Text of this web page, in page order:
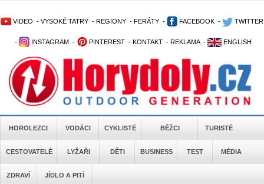
VIDEO - VYSOKÉ TATRY - REGIONY - FERÁTY - FACEBOOK - TWITTER
- INSTAGRAM - PINTEREST - KONTAKT - REKLAMA - ENGLISH
HOROLEZCI VODÁCI CYKLISTÉ BĚŽCI TURISTÉ
CESTOVATELÉ LYŽAŘI DĚTI BUSINESS TEST MÉDIA
ZDRAVÍ JÍDLO A PITÍ